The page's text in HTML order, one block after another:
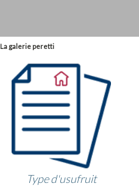
La galerie peretti
Type d'usufruit